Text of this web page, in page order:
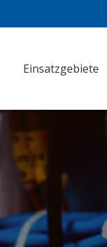
Einsatzgebiete